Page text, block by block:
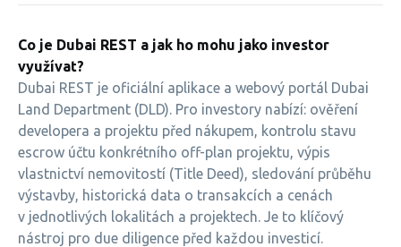
Co je Dubai REST a jak ho mohu jako investor
využívat?
Dubai REST je oficiální aplikace a webový portál Dubai
Land Department (DLD). Pro investory nabízí: ověření
developera a projektu před nákupem, kontrolu stavu
escrow účtu konkrétního off-plan projektu, výpis
vlastnictví nemovitostí (Title Deed), sledování průběhu
výstavby, historická data o transakcích a cenách
v jednotlivých lokalitách a projektech. Je to klíčový
nástroj pro due diligence před každou investicí.